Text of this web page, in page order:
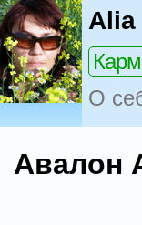
Alia
О
Авалон